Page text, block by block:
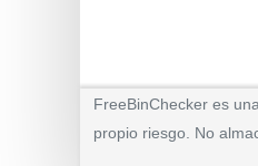
FreeBinChecker es
propio riesgo. No